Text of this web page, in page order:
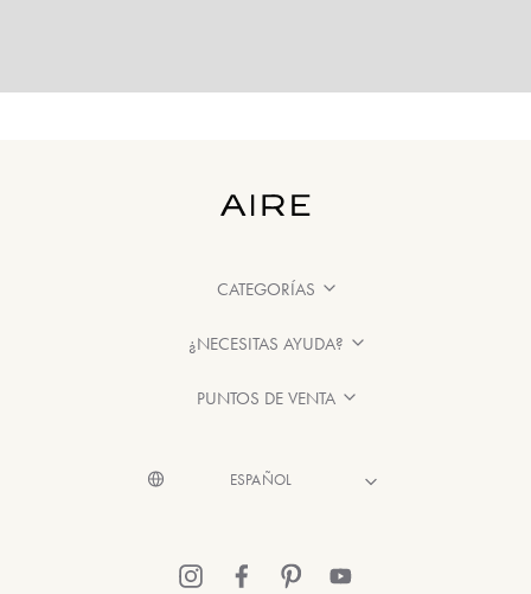
CATEGORÍAS
¿NECESITAS AYUDA?
PUNTOS DE VENTA